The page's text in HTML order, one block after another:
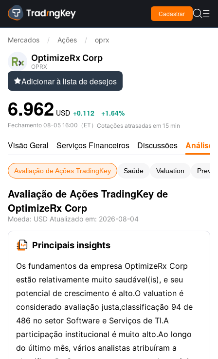
Cadastrar  
Mercados / Ações / oprx
OptimizeRx Corp
OPRX
Adicionar à lista de desejos
6.962 USD +0.112 +1.64%
Fechamento 08-05 16:00 （ ET ） Cotações atrasadas em 15 min
Visão Geral Serviços Financeiros Discussões Análises
Avaliação de Ações TradingKey Saúde Valuation
Avaliação de Ações TradingKey de
OptimizeRx Corp
Moeda: USD Atualizado em: 2026-08-04
Principais insights
Os fundamentos da empresa OptimizeRx Corp
estão relativamente muito saudável(is), e seu
potencial de crescimento é alto.O valuation é
considerado avaliação justa,classificação 94 de
486 no setor Software e Serviços de TI.A
participação institucional é muito alto.Ao longo
do último mês, vários analistas atribuíram a